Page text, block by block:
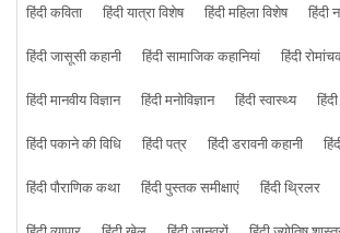
हिंदी कविता
हिंदी यात्रा विशेष हिंदी महिला विशेष हिंदी
हिंदी जासूसी कहानी
हिंदी सामाजिक कहानियां
हिंदी
हिंदी मानवीय विज्ञान
हिंदी मनोविज्ञान हिंदी स्वास्थ्य
हिंदी पकाने की विधि
हिंदी पत्र हिंदी डरावनी कहानी
हिंदी पौराणिक कथा
हिंदी पुस्तक समीक्षाएं हिंदी थ्रिलर